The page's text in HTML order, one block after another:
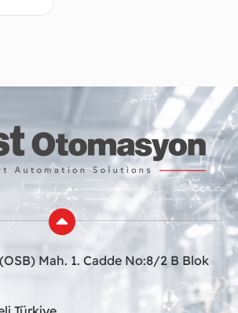
Mah. 1. Cadde No:8/2 B Blok